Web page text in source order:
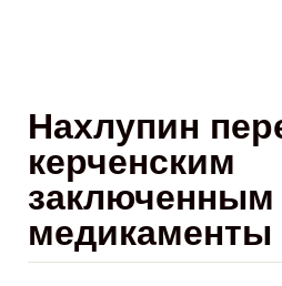
Нахлупин
керченским
заключенным
медикаменты